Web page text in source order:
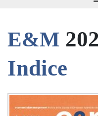
E&M
Indice